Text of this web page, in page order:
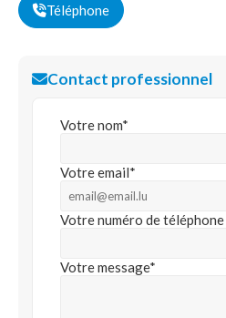
Téléphone
Contact professionnel
Votre nom*
Votre email*
Votre numéro de téléphone
Votre message*